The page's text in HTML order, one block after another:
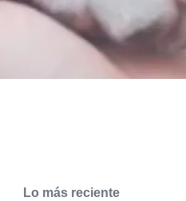
Lo más reciente